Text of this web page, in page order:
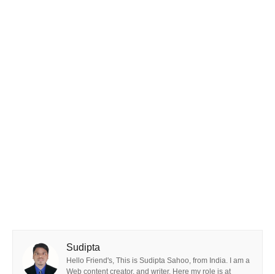
Sudipta
Hello Friend's, This is Sudipta Sahoo, from India. I am a
Web content creator, and writer. Here my role is at